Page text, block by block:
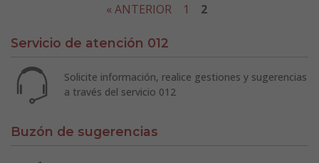
« ANTERIOR 1 2
Servicio de atención 012
Solicite información, realice gestiones y sugerencias
a través del servicio 012
Buzón de sugerencias